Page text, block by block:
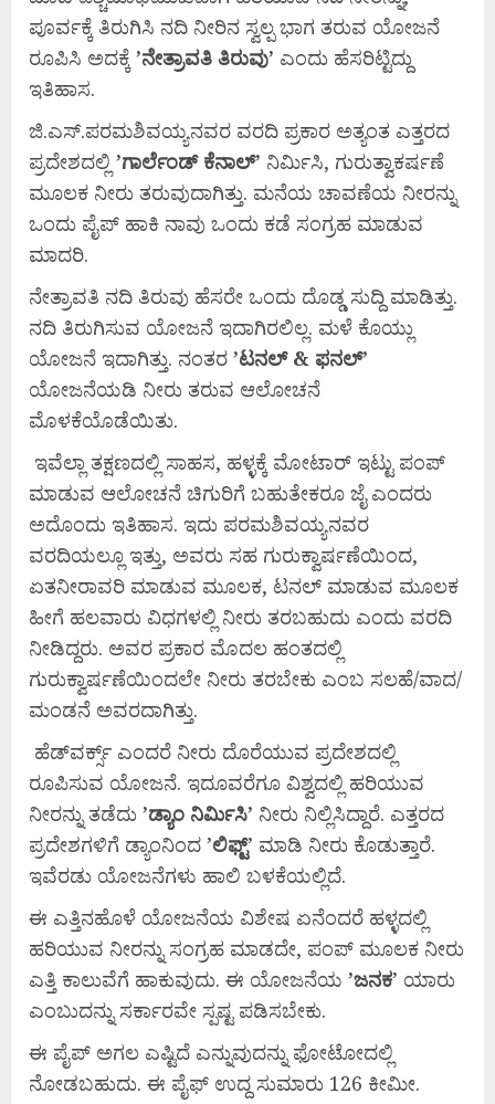
ಪೂರ್ವಕ್ಕೆ ತಿರುಗಿಸಿ ನದಿ ನೀರಿನ ಸ್ವಲ್ಪ ಭಾಗ ತರುವ ಯೋಜನೆ
ರೂಪಿಸಿ ಅದಕ್ಕೆ ’ನೇತ್ರಾವತಿ ತಿರುವು’ ಎಂದು ಹೆಸರಿಟ್ಟಿದ್ದು
ಇತಿಹಾಸ.
ಜಿ.ಎಸ್.ಪರಮಶಿವಯ್ಯನವರ ವರದಿ ಪ್ರಕಾರ ಅತ್ಯಂತ ಎತ್ತರದ
ಪ್ರದೇಶದಲ್ಲಿ ’ಗಾರ್ಲೆಂಡ್ ಕೆನಾಲ್’ ನಿರ್ಮಿಸಿ, ಗುರುತ್ವಾಕರ್ಷಣೆ
ಮೂಲಕ ನೀರು ತರುವುದಾಗಿತ್ತು. ಮನೆಯ ಚಾವಣೆಯ ನೀರನ್ನು
ಒಂದು ಪೈಪ್ ಹಾಕಿ ನಾವು ಒಂದು ಕಡೆ ಸಂಗ್ರಹ ಮಾಡುವ
ಮಾದರಿ.
ನೇತ್ರಾವತಿ ನದಿ ತಿರುವು ಹೆಸರೇ ಒಂದು ದೊಡ್ಡ ಸುದ್ದಿ ಮಾಡಿತ್ತು.
ನದಿ ತಿರುಗಿಸುವ ಯೋಜನೆ ಇದಾಗಿರಲಿಲ್ಲ. ಮಳೆ ಕೊಯ್ಲು
ಯೋಜನೆ ಇದಾಗಿತ್ತು. ನಂತರ ’ಟನಲ್ & ಫನಲ್’
ಯೋಜನೆಯಡಿ ನೀರು ತರುವ ಆಲೋಚನೆ
ಮೊಳಕೆಯೊಡೆಯಿತು.
ಇವೆಲ್ಲಾ ತಕ್ಷಣದಲ್ಲಿ ಸಾಹಸ, ಹಳ್ಳಕ್ಕೆ ಮೋಟಾರ್ ಇಟ್ಟು ಪಂಪ್
ಮಾಡುವ ಆಲೋಚನೆ ಚಿಗುರಿಗೆ ಬಹುತೇಕರೂ ಜೈ ಎಂದರು
ಅದೊಂದು ಇತಿಹಾಸ. ಇದು ಪರಮಶಿವಯ್ಯನವರ
ವರದಿಯಲ್ಲೂ ಇತ್ತು, ಅವರು ಸಹ ಗುರುಕ್ವಾರ್ಷಣೆಯಿಂದ,
ಏತನೀರಾವರಿ ಮಾಡುವ ಮೂಲಕ, ಟನಲ್ ಮಾಡುವ ಮೂಲಕ
ಹೀಗೆ ಹಲವಾರು ವಿಧಗಳಲ್ಲಿ ನೀರು ತರಬಹುದು ಎಂದು ವರದಿ
ನೀಡಿದ್ದರು. ಅವರ ಪ್ರಕಾರ ಮೊದಲ ಹಂತದಲ್ಲಿ
ಗುರುಕ್ವಾರ್ಷಣೆಯಿಂದಲೇ ನೀರು ತರಬೇಕು ಎಂಬ ಸಲಹೆ/ವಾದ/
ಮಂಡನೆ ಅವರದಾಗಿತ್ತು.
ಹೆಡ್‌ವರ್ಕ್ಸ್ ಎಂದರೆ ನೀರು ದೊರೆಯುವ ಪ್ರದೇಶದಲ್ಲಿ
ರೂಪಿಸುವ ಯೋಜನೆ. ಇದೂವರೆಗೂ ವಿಶ್ವದಲ್ಲಿ ಹರಿಯುವ
ನೀರನ್ನು ತಡೆದು ’ಡ್ಯಾಂ ನಿರ್ಮಿಸಿ’ ನೀರು ನಿಲ್ಲಿಸಿದ್ದಾರೆ. ಎತ್ತರದ
ಪ್ರದೇಶಗಳಿಗೆ ಡ್ಯಾಂನಿಂದ ’ಲಿಫ್ಟ್’ ಮಾಡಿ ನೀರು ಕೊಡುತ್ತಾರೆ.
ಇವೆರಡು ಯೋಜನೆಗಳು ಹಾಲಿ ಬಳಕೆಯಲ್ಲಿದೆ.
ಈ ಎತ್ತಿನಹೊಳೆ ಯೋಜನೆಯ ವಿಶೇಷ ಏನೆಂದರೆ ಹಳ್ಳದಲ್ಲಿ
ಹರಿಯುವ ನೀರನ್ನು ಸಂಗ್ರಹ ಮಾಡದೇ, ಪಂಪ್ ಮೂಲಕ ನೀರು
ಎತ್ತಿ ಕಾಲುವೆಗೆ ಹಾಕುವುದು. ಈ ಯೋಜನೆಯ ’ಜನಕ’ ಯಾರು
ಎಂಬುದನ್ನು ಸರ್ಕಾರವೇ ಸ್ಪಷ್ಟ ಪಡಿಸಬೇಕು.
ಈ ಪೈಪ್ ಅಗಲ ಎಷ್ಟಿದೆ ಎನ್ನುವುದನ್ನು ಫೋಟೋದಲ್ಲಿ
ನೋಡಬಹುದು. ಈ ಪೈಫ್ ಉದ್ದ ಸುಮಾರು 126 ಕೀಮೀ.